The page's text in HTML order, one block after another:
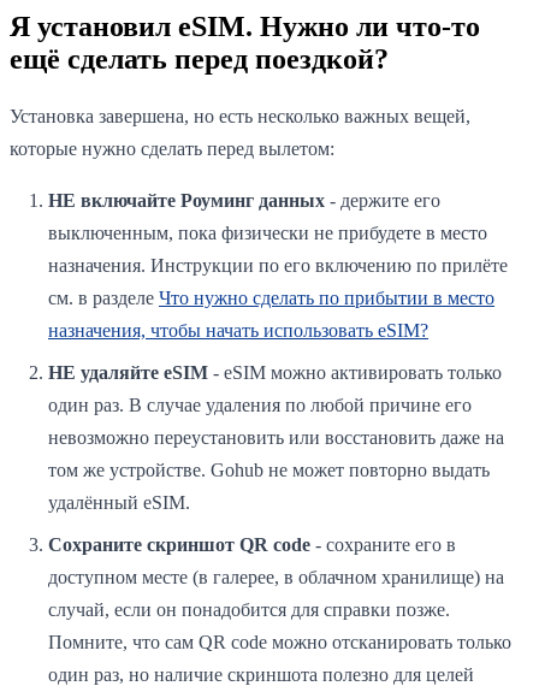
Я установил eSIM. Нужно ли что-то
ещё сделать перед поездкой?
Установка завершена, но есть несколько важных вещей,
которые нужно сделать перед вылетом:
НЕ включайте Роуминг данных - держите его
выключенным, пока физически не прибудете в место
назначения. Инструкции по его включению по прилёте
см. в разделе Что нужно сделать по прибытии в место
назначения, чтобы начать использовать eSIM?
НЕ удаляйте eSIM - eSIM можно активировать только
один раз. В случае удаления по любой причине его
невозможно переустановить или восстановить даже на
том же устройстве. Gohub не может повторно выдать
удалённый eSIM.
Сохраните скриншот QR code - сохраните его в
доступном месте (в галерее, в облачном хранилище) на
случай, если он понадобится для справки позже.
Помните, что сам QR code можно отсканировать только
один раз, но наличие скриншота полезно для целей